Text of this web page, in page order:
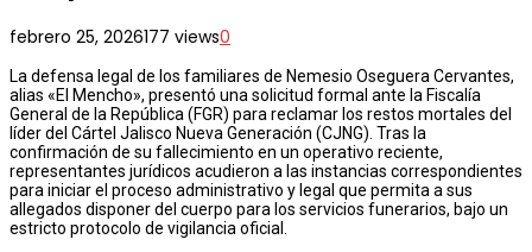
febrero 25, 2026177 views0
La defensa legal de los familiares de Nemesio Oseguera Cervantes,
alias «El Mencho», presentó una solicitud formal ante la Fiscalía
General de la República (FGR) para reclamar los restos mortales del
líder del Cártel Jalisco Nueva Generación (CJNG). Tras la
confirmación de su fallecimiento en un operativo reciente,
representantes jurídicos acudieron a las instancias correspondientes
para iniciar el proceso administrativo y legal que permita a sus
allegados disponer del cuerpo para los servicios funerarios, bajo un
estricto protocolo de vigilancia oficial.